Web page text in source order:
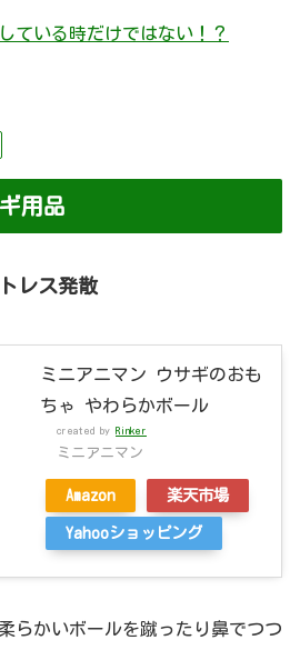
ている時だけではない！？
用品
レス発散
ミニアニマン ウサギのおも
ちゃ やわらかボール
created by Rinker
ミニアニマン
Amazon 楽天市場
Yahooショッピング
らかいボールを蹴ったり鼻でつつ